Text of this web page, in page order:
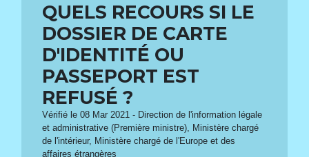
QUELS RECOURS SI LE
DOSSIER DE CARTE
D'IDENTITÉ OU
PASSEPORT EST
REFUSÉ ?
Vérifié le 08 Mar 2021 - Direction de l'information légale
et administrative (Première ministre), Ministère chargé
de l'intérieur, Ministère chargé de l'Europe et des
affaires étrangères